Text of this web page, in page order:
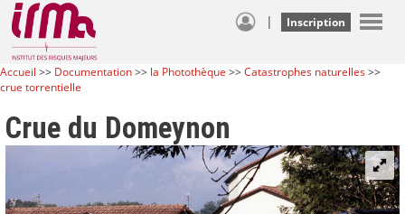
| Inscription
Accueil >> Documentation>> la Photothèque >>Catastrophes naturelles>>
crue torrentielle
Crue du Domeynon